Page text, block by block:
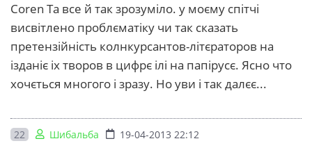
Coren Та все й так зрозуміло. у моєму спітчі
висвітлено проблєматіку чи так сказать
претензійність колнкурсантов-літєраторов на
ізданіє іх творов в цифрє ілі на папірусє. Ясно что
хочється многого і зразу. Но уви і так далєє...
22 Шибальба 19-04-2013 22:12